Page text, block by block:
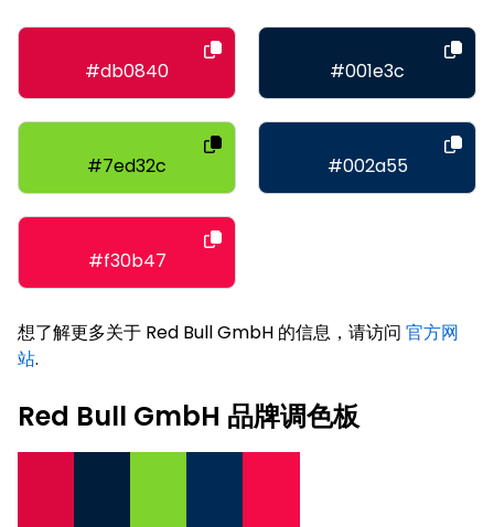
#db0840 #001e3c
#7ed32c #002a55
#f30b47
想了解更多关于 Red Bull GmbH 的信息，请访问 官方网
站.
Red Bull GmbH 品牌调色板